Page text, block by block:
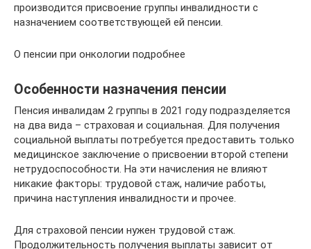
производится присвоение группы инвалидности с
назначением соответствующей ей пенсии.
О пенсии при онкологии подробнее
Особенности назначения пенсии
Пенсия инвалидам 2 группы в 2021 году подразделяется
на два вида – страховая и социальная. Для получения
социальной выплаты потребуется предоставить только
медицинское заключение о присвоении второй степени
нетрудоспособности. На эти начисления не влияют
никакие факторы: трудовой стаж, наличие работы,
причина наступления инвалидности и прочее.
Для страховой пенсии нужен трудовой стаж.
Продолжительность получения выплаты зависит от